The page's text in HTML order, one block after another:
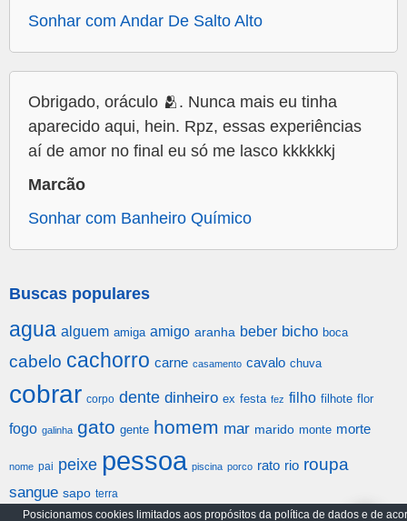
Sonhar com Andar De Salto Alto
Obrigado, oráculo 🫂. Nunca mais eu tinha
aparecido aqui, hein. Rpz, essas experiências
aí de amor no final eu só me lasco kkkkkkj
Marcão
Sonhar com Banheiro Químico
Buscas populares
agua alguem amiga amigo aranha beber bicho boca
cabelo cachorro carne casamento cavalo chuva
cobrar corpo dente dinheiro ex festa fez filho filhote flor
fogo galinha gato gente homem mar marido monte morte
nome pai peixe pessoa piscina porco rato rio roupa
sangue sapo terra
Posicionamos cookies limitados aos propósitos da política de dados e de